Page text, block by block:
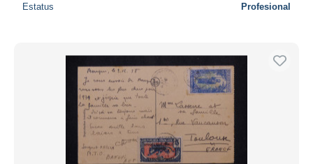
Aplicar
Estatus Profesional